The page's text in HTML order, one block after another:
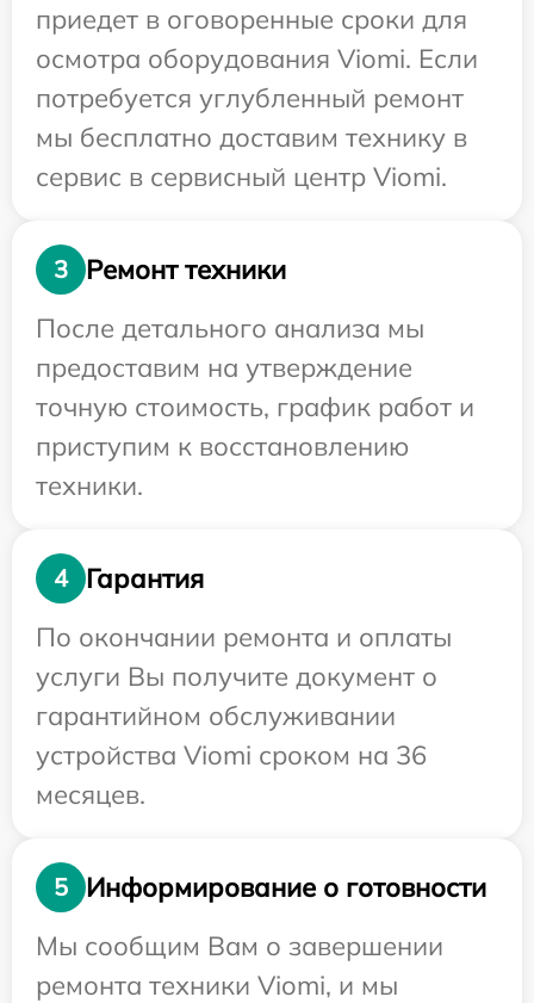
приедет в оговоренные сроки для
осмотра оборудования Viomi. Если
потребуется углубленный ремонт
мы бесплатно доставим технику в
сервис в сервисный центр Viomi.
3
Ремонт техники
После детального анализа мы
предоставим на утверждение
точную стоимость, график работ и
приступим к восстановлению
техники.
4
Гарантия
По окончании ремонта и оплаты
услуги Вы получите документ о
гарантийном обслуживании
устройства Viomi сроком на 36
месяцев.
5
Информирование о готовности
Мы сообщим Вам о завершении
ремонта техники Viomi, и мы